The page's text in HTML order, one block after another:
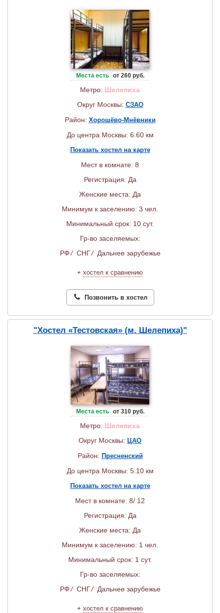
Места есть от 260 руб.
Метро: Шелепиха
Округ Москвы: СЗАО
Район: Хорошёво-Мнёвники
До центра Москвы: 6.60 км
Показать хостел на карте
Мест в комнате: 8
Регистрация: Да
Женские места: Да
Минимум к заселению: 3 чел.
Минимальный срок: 10 сут.
Гр-во заселяемых:
РФ/ СНГ/ Дальнее зарубежье
+ хостел к сравнению
Позвонить в хостел
"Хостел «Тестовская» (м. Шелепиха)"
Места есть от 310 руб.
Метро: Шелепиха
Округ Москвы: ЦАО
Район: Пресненский
До центра Москвы: 5.10 км
Показать хостел на карте
Мест в комнате: 8/ 12
Регистрация: Да
Женские места: Да
Минимум к заселению: 1 чел.
Минимальный срок: 1 сут.
Гр-во заселяемых:
РФ/ СНГ/ Дальнее зарубежье
+ хостел к сравнению